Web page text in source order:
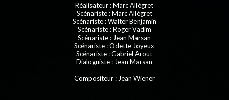
Réalisateur :Marc Allégret
Scénariste : Marc Allégret
Scénariste:Walter Benjamin
Scénariste : Roger Vadim
Scénariste : Jean Marsan
Scénariste :Odette Joyeux
Scénariste : Gabriel Arout
Dialoguiste : Jean Marsan
Compositeur: Jean Wiener